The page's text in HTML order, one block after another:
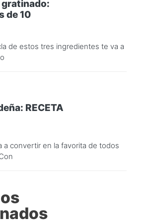
de 10
de estos tres ingredientes te va a
RECETA
a convertir en la favorita de todos